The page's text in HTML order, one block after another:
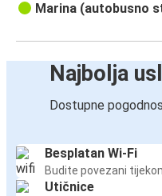
Marina (autobusno
Najbolja
Dostupne
Besplatan Wi-Fi
Budite povezani
Utičnice